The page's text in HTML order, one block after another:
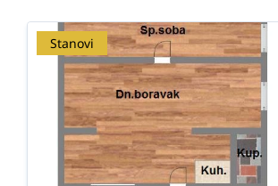
Stanovi